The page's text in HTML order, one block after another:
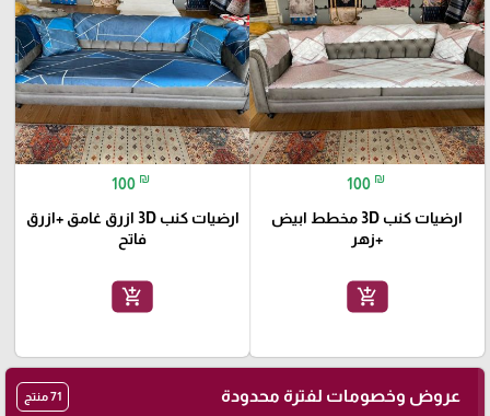
🎓
100 ₪
ارضيات كنب 3D مخطط ابيض
+زهر
add_shopping_cart
100 ₪
ارضيات كنب 3D ازرق غامق +ازرق
فاتح
add_shopping_cart
عروض وخصومات لفترة محدودة 71 منتج